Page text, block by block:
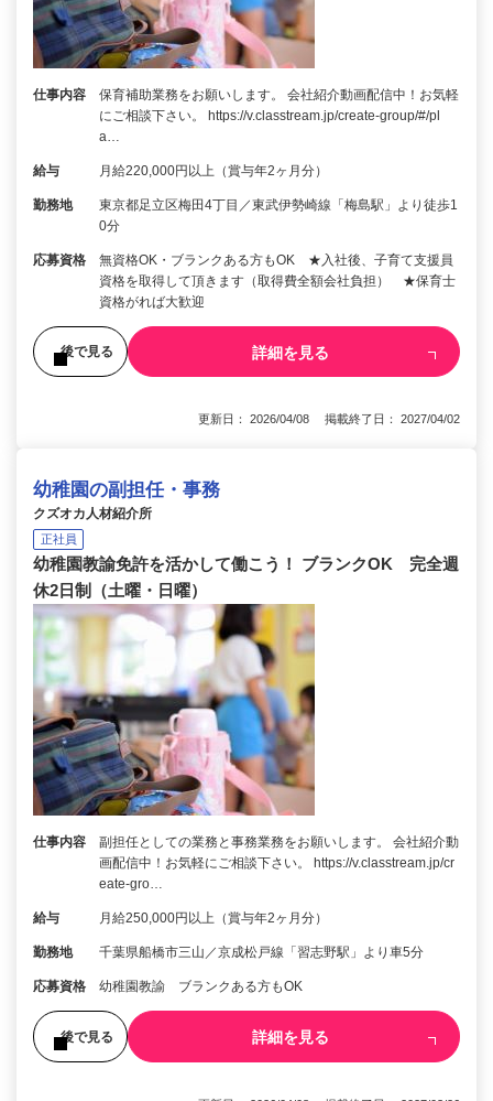
仕事内容
保育補助業務をお願いします。 会社紹介動画配信中！お気軽
にご相談下さい。 https://v.classtream.jp/create-group/#/pl
a…
給与 月給220,000円以上（賞与年2ヶ月分）
勤務地
東京都足立区梅田4丁目／東武伊勢崎線「梅島駅」より徒歩1
0分
応募資格
無資格OK・ブランクある方もOK ★入社後、子育て支援員
資格を取得して頂きます（取得費全額会社負担） ★保育士
資格がれば大歓迎
後で見る 詳細を見る
更新日： 2026/04/08 掲載終了日： 2027/04/02
幼稚園の副担任・事務
クズオカ人材紹介所
正社員
幼稚園教諭免許を活かして働こう！ ブランクOK 完全週
休2日制（土曜・日曜）
仕事内容
副担任としての業務と事務業務をお願いします。 会社紹介動
画配信中！お気軽にご相談下さい。 https://v.classtream.jp/cr
eate-gro…
給与 月給250,000円以上（賞与年2ヶ月分）
勤務地 千葉県船橋市三山／京成松戸線「習志野駅」より車5分
応募資格 幼稚園教諭 ブランクある方もOK
後で見る 詳細を見る